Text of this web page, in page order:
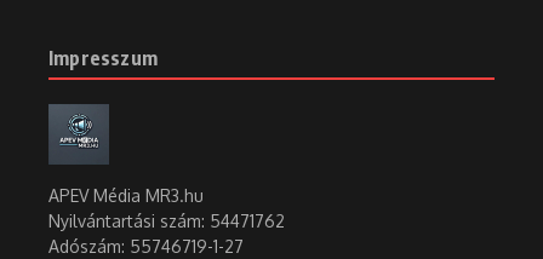
Impresszum
APEV Média MR3.hu
Nyilvántartási szám: 54471762
Adószám: 55746719-1-27